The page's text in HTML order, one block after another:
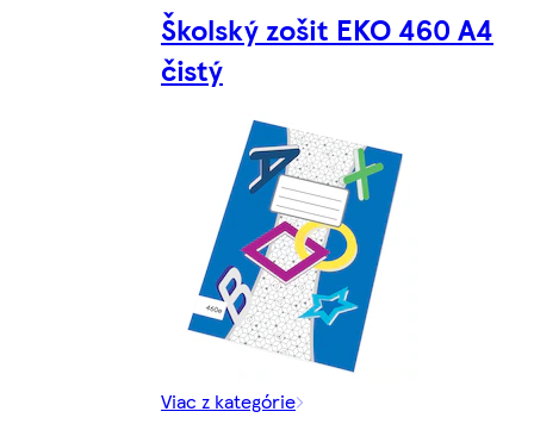
Školský zošit EKO 460 A4
čistý
Viac z kategórie